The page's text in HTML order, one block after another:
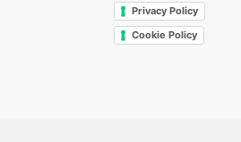
Privacy Policy
Cookie Policy